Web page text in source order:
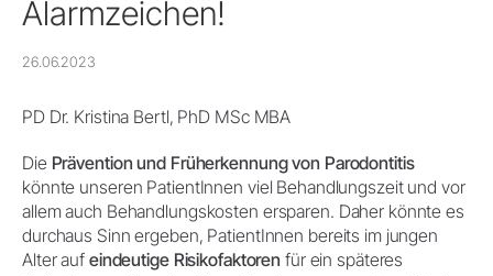
Alarmzeichen!
26.06.2023
PD Dr. Kristina Bertl, PhD MSc MBA
Die Prävention und Früherkennung von Parodontitis
könnte unseren PatientInnen viel Behandlungszeit und vor
allem auch Behandlungskosten ersparen. Daher könnte es
durchaus Sinn ergeben, PatientInnen bereits im jungen
Alter auf eindeutige Risikofaktoren für ein späteres